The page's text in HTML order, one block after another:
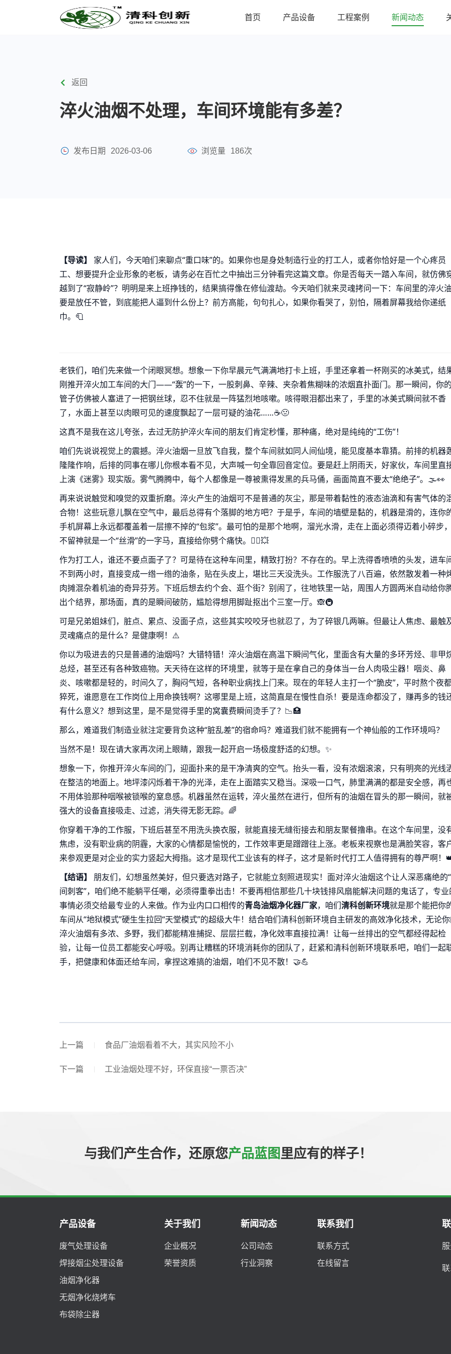
首页 产品设备 工程案例 新闻动态
返回
淬火油烟不处理，车间环境能有多差？
发布日期 2026-03-06 浏览量 186次
【导读】
家人们，今天咱们来聊点“重口味”的。如果你也是身处制造行业的打工人，或者你恰好是一个心疼员
工、想要提升企业形象的老板，请务必在百忙之中抽出三分钟看完这篇文章。你是否每天一踏入车间，就仿佛
越到了“寂静岭”？明明是来上班挣钱的，结果搞得像在修仙渡劫。今天咱们就来灵魂拷问一下：车间里的淬火
要是放任不管，到底能把人逼到什么份上？前方高能，句句扎心，如果你看哭了，别怕，隔着屏幕我给你递纸
巾。🧻
老铁们，咱们先来做一个闭眼冥想。想象一下你早晨元气满满地打卡上班，手里还拿着一杯刚买的冰美式，结
刚推开淬火加工车间的大门——“轰”的一下，一股刺鼻、辛辣、夹杂着焦糊味的浓烟直扑面门。那一瞬间，你
管子仿佛被人塞进了一把钢丝球，忍不住就是一阵猛烈地咳嗽。咳得眼泪都出来了，手里的冰美式瞬间就不香
了，水面上甚至以肉眼可见的速度飘起了一层可疑的油花……☕️🤢
这真不是我在这儿夸张，去过无防护淬火车间的朋友们肯定秒懂，那种痛，绝对是纯纯的“工伤”！
咱们先说说视觉上的震撼。淬火油烟一旦放飞自我，整个车间就如同人间仙境，能见度基本靠猜。前排的机器
隆隆作响，后排的同事在哪儿你根本看不见，大声喊一句全靠回音定位。要是赶上阴雨天，好家伙，车间里直
上演《迷雾》现实版。雾气腾腾中，每个人都像是一尊被熏得发黑的兵马俑，画面简直不要太“绝绝子”。🌫️👀
再来说说触觉和嗅觉的双重折磨。淬火产生的油烟可不是普通的灰尘，那是带着黏性的液态油滴和有害气体的
合物！这些玩意儿飘在空气中，最后总得有个落脚的地方吧？于是乎，车间的墙壁是黏的，机器是滑的，连你
手机屏幕上永远都覆盖着一层擦不掉的“包浆”。最可怕的是那个地啊，溜光水滑，走在上面必须得迈着小碎步
不留神就是一个“丝滑”的一字马，直接给你劈个痛快。🤸‍♂️💥
作为打工人，谁还不要点面子了？可是待在这种车间里，精致打扮？不存在的。早上洗得香喷喷的头发，进车
不到两小时，直接变成一绺一绺的油条，贴在头皮上，堪比三天没洗头。工作服洗了八百遍，依然散发着一种
肉摊混杂着机油的奇异芬芳。下班后想去约个会、逛个街？别闹了，往地铁里一站，周围人方圆两米自动给你
出个结界，那场面，真的是瞬间破防，尴尬得想用脚趾抠出个三室一厅。🙈🚇
可是兄弟姐妹们，脏点、累点、没面子点，这些其实咬咬牙也就忍了，为了碎银几两嘛。但最让人焦虑、最触
灵魂痛点的是什么？是健康啊！⚠️
你以为吸进去的只是普通的油烟吗？大错特错！淬火油烟在高温下瞬间气化，里面含有大量的多环芳烃、非甲
总烃，甚至还有各种致癌物。天天待在这样的环境里，就等于是在拿自己的身体当一台人肉吸尘器！咽炎、鼻
炎、咳嗽都是轻的，时间久了，胸闷气短，各种职业病找上门来。现在的年轻人主打一个“脆皮”，平时熬个夜
猝死，谁愿意在工作岗位上用命换钱啊？这哪里是上班，这简直是在慢性自杀！要是连命都没了，赚再多的钱
有什么意义？想到这里，是不是觉得手里的窝囊费瞬间烫手了？📉🏥
那么，难道我们制造业就注定要背负这种“脏乱差”的宿命吗？难道我们就不能拥有一个神仙般的工作环境吗？
当然不是！现在请大家再次闭上眼睛，跟我一起开启一场极度舒适的幻想。✨
想象一下，你推开淬火车间的门，迎面扑来的是干净清爽的空气。抬头一看，没有浓烟滚滚，只有明亮的光线
在整洁的地面上。地坪漆闪烁着干净的光泽，走在上面踏实又稳当。深吸一口气，肺里满满的都是安全感，再
不用体验那种咽喉被锁喉的窒息感。机器虽然在运转，淬火虽然在进行，但所有的油烟在冒头的那一瞬间，就
强大的设备直接吸走、过滤，消失得无影无踪。🌈
你穿着干净的工作服，下班后甚至不用洗头换衣服，就能直接无缝衔接去和朋友聚餐撸串。在这个车间里，没
焦虑，没有职业病的阴霾，大家的心情都是愉悦的，工作效率更是蹭蹭往上涨。老板来视察也是满脸笑容，客
来参观更是对企业的实力竖起大拇指。这才是现代工业该有的样子，这才是新时代打工人值得拥有的尊严啊！
【结语】
朋友们，幻想虽然美好，但只要选对路子，它就能立刻照进现实！面对淬火油烟这个让人深恶痛绝的
间刺客”，咱们绝不能躺平任嘲，必须得重拳出击！不要再相信那些几十块钱排风扇能解决问题的鬼话了，专业
事情必须交给最专业的人来做。作为业内口口相传的青岛油烟净化器厂家，咱们清科创新环境就是那个能把你
车间从“地狱模式”硬生生拉回“天堂模式”的超级大牛！结合咱们清科创新环境自主研发的高效净化技术，无论
淬火油烟有多浓、多野，我们都能精准捕捉、层层拦截，净化效率直接拉满！让每一丝排出的空气都经得起检
验，让每一位员工都能安心呼吸。别再让糟糕的环境消耗你的团队了，赶紧和清科创新环境联系吧，咱们一起
手，把健康和体面还给车间，拿捏这难搞的油烟，咱们不见不散！🤝💪
上一篇 食品厂油烟看着不大，其实风险不小
下一篇 工业油烟处理不好，环保直接“一票否决”
与我们产生合作，还原您产品蓝图 里应有的样子！
产品设备
废气处理设备
焊接烟尘处理设备
油烟净化器
无烟净化烧烤车
布袋除尘器
关于我们
企业概况
荣誉资质
新闻动态
公司动态
行业洞察
联系我们
联系方式
在线留言